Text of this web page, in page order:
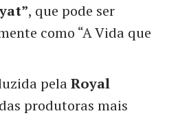
, que pode ser
como “A Vida que
pelaRoyal
produtoras mais